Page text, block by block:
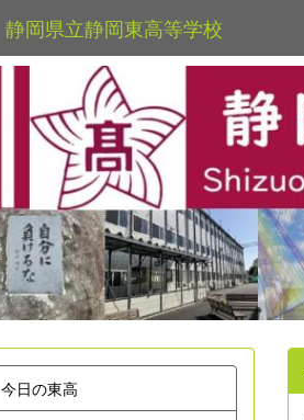
静岡県立静岡東高等学校
今日の東高